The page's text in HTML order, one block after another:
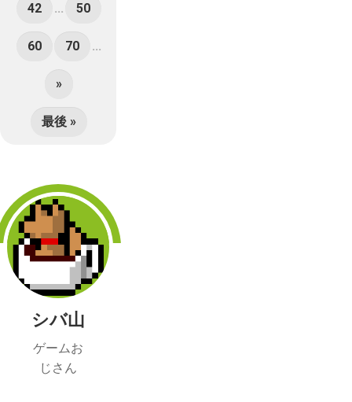
42 ... 50
60 70 ...
»
最後 »
シバ山
ゲームお
じさん